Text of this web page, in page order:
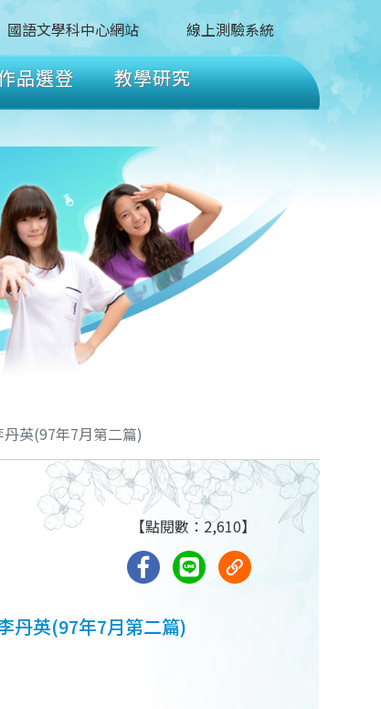
國語文學科中心網站 線上測驗系統
品選登
教學研究
英(97年7月第二篇)
【點閱數：2,610】
丹英(97年7月第二篇)